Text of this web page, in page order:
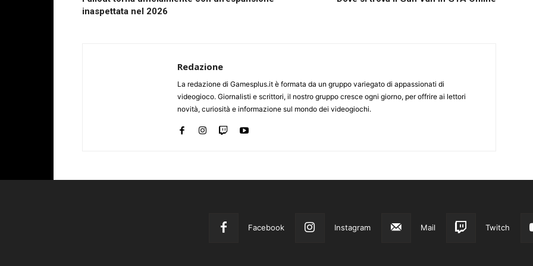
inaspettata nel 2026
Redazione
La redazione di Gamesplus.it è formata da un gruppo variegato di appassionati di
videogioco. Giornalisti e scrittori, il nostro gruppo cresce ogni giorno, per offrire ai lettori
novità, curiosità e informazione sul mondo dei videogiochi.
Facebook Instagram Mail Twitch